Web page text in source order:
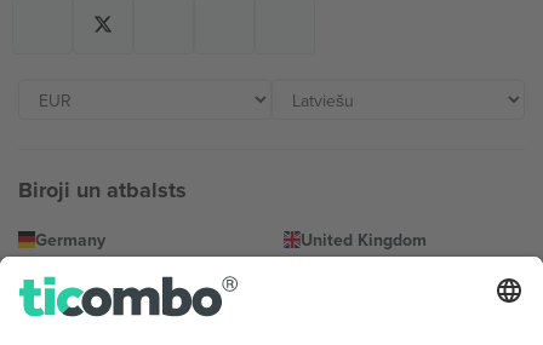
Biroji un atbalsts
Germany
Unter den Linden 24, 10117
Berlin, Germany
United Kingdom
167 City Road, London, Greater